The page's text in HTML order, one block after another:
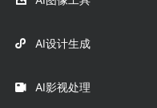
 AI设计生成
 AI影视处理